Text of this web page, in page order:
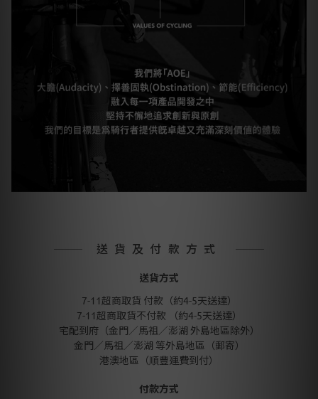
送貨及付款方式
送貨方式
7-11超商取貨 付款（約4-5天送達）
7-11超商取貨不付款 （約4-5天送達）
宅配到府（金門／馬祖／澎湖 外島地區除外）
金門／馬祖／澎湖 等外島地區（郵寄）
港澳地區（順豐運費到付）
付款方式